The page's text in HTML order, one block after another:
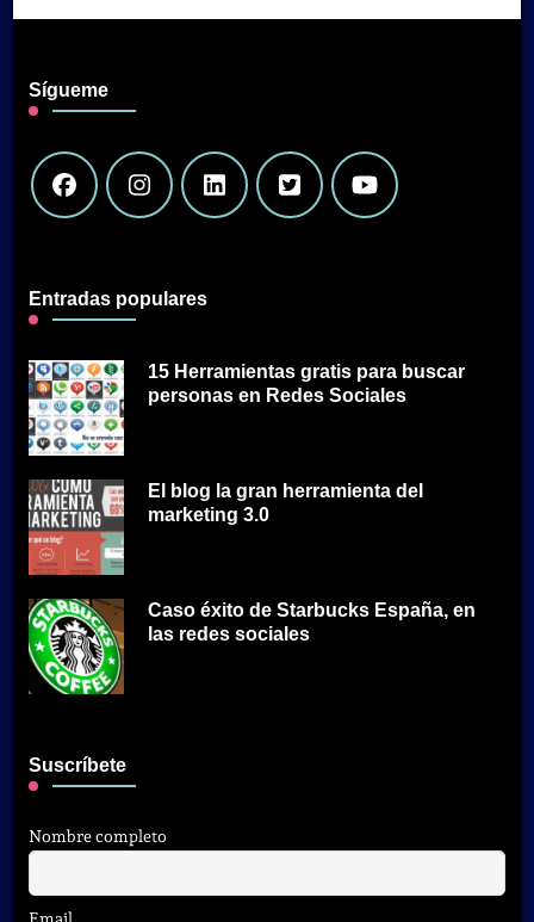
Sígueme
Entradas populares
15 Herramientas gratis para buscar
personas en Redes Sociales
El blog la gran herramienta del
marketing 3.0
Caso éxito de Starbucks España, en
las redes sociales
Suscríbete
Nombre completo